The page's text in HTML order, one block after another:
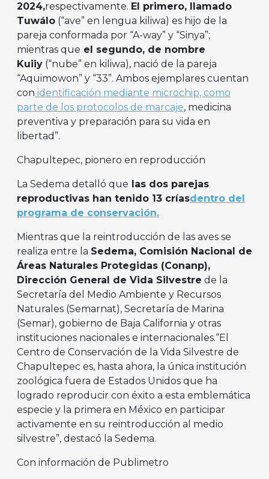
2024,respectivamente. El primero, llamado
Tuwálo (“ave” en lengua kiliwa) es hijo de la
pareja conformada por “A-way” y “Sinya”;
mientras que el segundo, de nombre
Kuiiy (“nube” en kiliwa), nació de la pareja
“Aquimowon” y “33”. Ambos ejemplares cuentan
con identificación mediante microchip, como
parte de los protocolos de marcaje, medicina
preventiva y preparación para su vida en
libertad”.
Chapultepec, pionero en reproducción
La Sedema detalló que las dos parejas
reproductivas han tenido 13 críasdentro del
programa de conservación.
Mientras que la reintroducción de las aves se
realiza entre la Sedema, Comisión Nacional de
Áreas Naturales Protegidas (Conanp),
Dirección General de Vida Silvestre de la
Secretaría del Medio Ambiente y Recursos
Naturales (Semarnat), Secretaría de Marina
(Semar), gobierno de Baja California y otras
instituciones nacionales e internacionales.“El
Centro de Conservación de la Vida Silvestre de
Chapultepec es, hasta ahora, la única institución
zoológica fuera de Estados Unidos que ha
logrado reproducir con éxito a esta emblemática
especie y la primera en México en participar
activamente en su reintroducción al medio
silvestre”, destacó la Sedema.
Con información de Publimetro